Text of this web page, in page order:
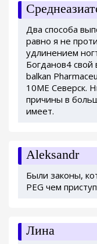
Два способа
равно я не
удлинением
Богданов4 свой
balkan
10ME Северск.
причины в
имеет.
Aleksandr
Были законы,
PEG чем
Лина